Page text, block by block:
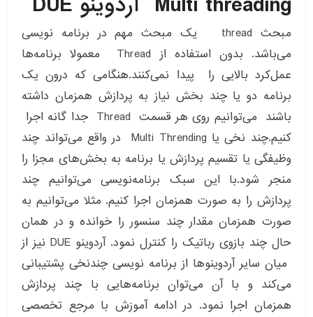
مبحث thread یک مبحث مهم در برنامه نویسی
می‌باشد. بدون استفاده از Thread معمولا برنامه‌ها
عمل‌کرد بالایی را پیدا نمی‌کنند.هنگامی که درون یک
برنامه دو یا چند بخش نیاز به پردازش همزمان داشته
باشند می‌توانیم روی هر قسمت Thread جدا گانه اجرا
کنیم.چند نخی یا Multi Thrending در واقع می‌تواند چند
وظیفگی یا تقسیم پردازش یا برنامه به بخش‌های مجزا را
منجر شود.با این سبک برنامه‌نویسی می‌توانیم چند
پردازش را به صورت همزمان اجرا کنیم. مثلا می‌توانیم به
صورت همزمان مقدار چند سنسور را خوانده و در همان
حال چند بازوی رباتیک را کنترل نمود. آردوینو DUE نیز از
میان سایر آردوینو‌ها از برنامه نویسی چندنخی پشتیبانی
می‌کند و با آن می‌توان برنامه‌هایی با چند پردازش
همزمان اجرا نمود. در ادامه آموزش با مرجع تخصصی